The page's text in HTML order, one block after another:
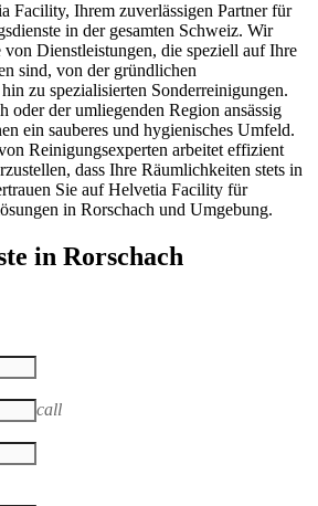
Facility, Ihrem zuverlässigen Partner für
in der gesamten Schweiz. Wir
von Dienstleistungen, die speziell auf Ihre
sind, von der gründlichen
zu spezialisierten Sonderreinigungen.
oder der umliegenden Region ansässig
ein sauberes und hygienisches Umfeld.
Reinigungsexperten arbeitet effizient
dass Ihre Räumlichkeiten stets in
Sie auf Helvetia Facility für
in Rorschach und Umgebung.
in Rorschach
call